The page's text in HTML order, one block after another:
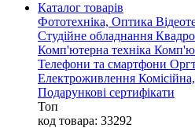
Каталог товарів
Фототехніка, Оптика
Студійне обладнання
Комп'ютерна техніка
Телефони та смартфони
Електроживлення
Подарункові сертифікати
Топ
код товара: 33292